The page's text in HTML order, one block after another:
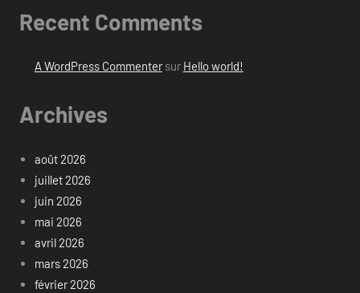
Recent Comments
A WordPress Commentersur Hello world!
Archives
août 2026
juillet 2026
juin 2026
mai 2026
avril 2026
mars 2026
février 2026